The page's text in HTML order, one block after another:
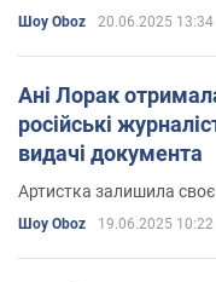
Шоу Oboz 20.06.2025 13:34
Ані Лорак
російські
видачі документа
Артистка залишила
Шоу Oboz 19.06.2025 10:22